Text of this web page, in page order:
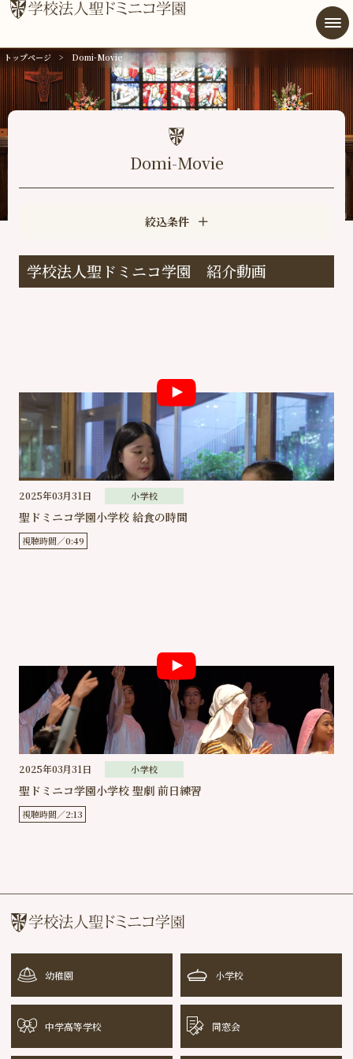
総合案内
幼稚園
中学高等学校
後援会
幼稚園 小学校
中学高等学校 70周年記念事業
トップページ Domi-Movie
Domi-Movie
絞込条件
学校法人聖ドミニコ学園 紹介動画
2025年03月31日 小学校
聖ドミニコ学園小学校 給食の時間
視聴時間 0:49
2025年03月31日 小学校
聖ドミニコ学園小学校 聖劇 前日練習
視聴時間 2:13
幼稚園 小学校
中学高等学校 同窓会